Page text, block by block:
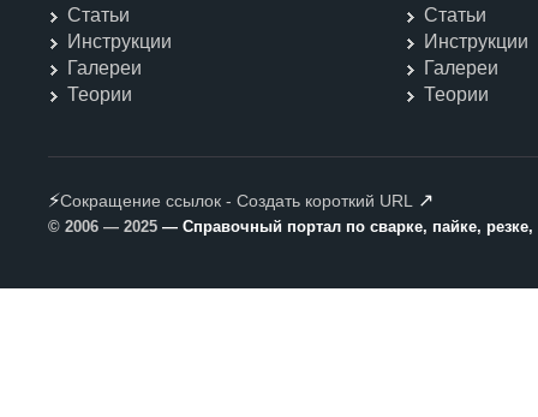
Статьи
Инструкции
Галереи
Теории
Статьи
Инструкции
Галереи
Теории
⚡Сокращение ссылок - Создать короткий URL ↗
© 2006 — 2025 — Справочный портал по сварке, пайке,